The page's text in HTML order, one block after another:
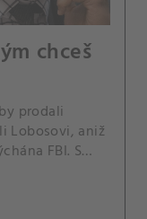
chceš
prodali
Lobosovi, aniž
FBI. S